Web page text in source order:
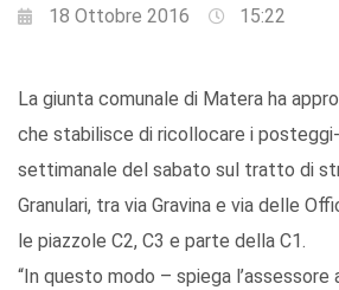
18 Ottobre 2016 15:22
La giunta comunale di Matera ha
che stabilisce di ricollocare i
settimanale del sabato sul tratto di
Granulari, tra via Gravina e via delle
le piazzole C2, C3 e parte della C1.
“In questo modo – spiega l’assessore